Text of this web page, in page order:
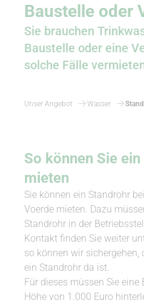
Baustelle oder
Sie brauchen
Baustelle oder eine
solche Fälle
Unser Angebot Wasser
So können Sie
mieten
Sie können ein Standrohr
Voerde mieten. Dazu
Standrohr in der
Kontakt finden Sie weiter
so können wir
ein Standrohr da ist.
Für dieses müssen Sie
Höhe von 1.000 Euro